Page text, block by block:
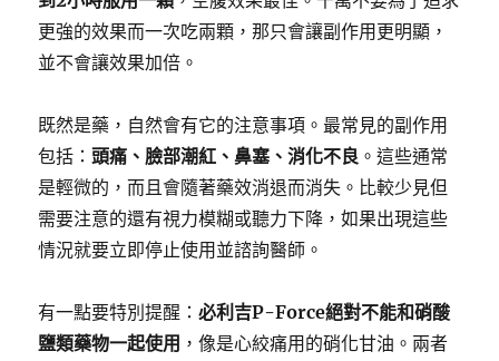
更強的效果而一次吃兩顆，那只會讓副作用更明顯，
並不會讓效果加倍。
既然是藥，自然會有它的注意事項。最常見的副作用
包括：頭痛、臉部潮紅、鼻塞、消化不良 。這些通常
是輕微的，而且會隨著藥效消退而消失。比較少見但
需要注意的還有視力模糊或聽力下降，如果出現這些
情況就要立即停止使用並諮詢醫師。
有一點要特別提醒：必利吉P-Force絕對不能和硝酸
鹽類藥物一起使用 ，像是心絞痛用的硝化甘油。兩者